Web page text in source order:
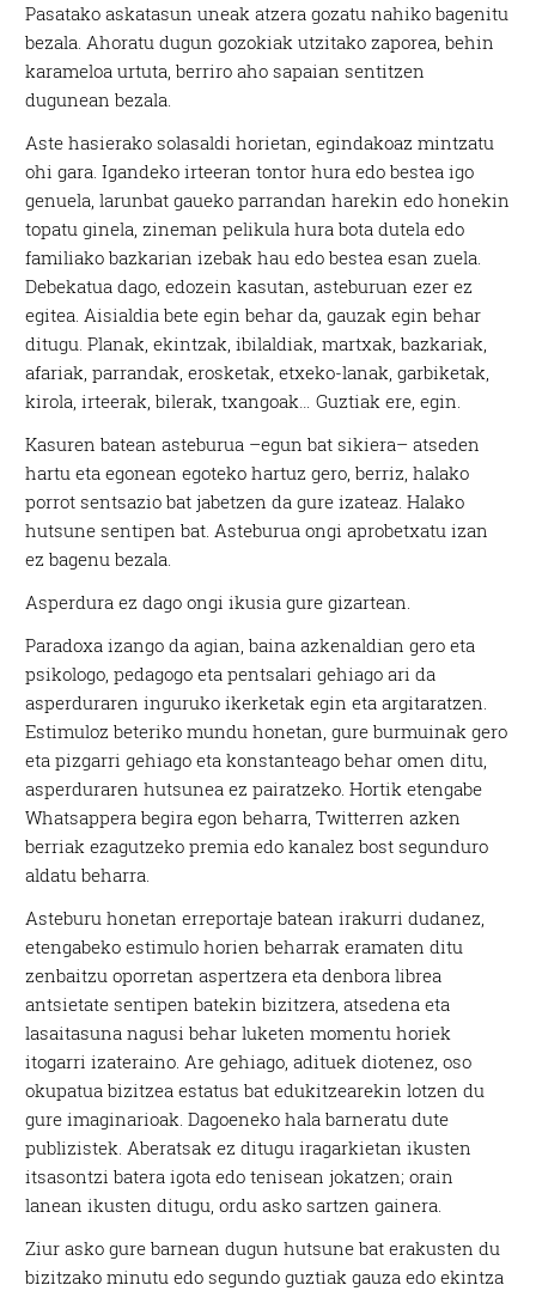
Pasatako askatasun uneak atzera gozatu nahiko bagenitu
bezala. Ahoratu dugun gozokiak utzitako zaporea, behin
karameloa urtuta, berriro aho sapaian sentitzen
dugunean bezala.
Aste hasierako solasaldi horietan, egindakoaz mintzatu
ohi gara. Igandeko irteeran tontor hura edo bestea igo
genuela, larunbat gaueko parrandan harekin edo honekin
topatu ginela, zineman pelikula hura bota dutela edo
familiako bazkarian izebak hau edo bestea esan zuela.
Debekatua dago, edozein kasutan, asteburuan ezer ez
egitea. Aisialdia bete egin behar da, gauzak egin behar
ditugu. Planak, ekintzak, ibilaldiak, martxak, bazkariak,
afariak, parrandak, erosketak, etxeko-lanak, garbiketak,
kirola, irteerak, bilerak, txangoak… Guztiak ere, egin.
Kasuren batean asteburua –egun bat sikiera– atseden
hartu eta egonean egoteko hartuz gero, berriz, halako
porrot sentsazio bat jabetzen da gure izateaz. Halako
hutsune sentipen bat. Asteburua ongi aprobetxatu izan
ez bagenu bezala.
Asperdura ez dago ongi ikusia gure gizartean.
Paradoxa izango da agian, baina azkenaldian gero eta
psikologo, pedagogo eta pentsalari gehiago ari da
asperduraren inguruko ikerketak egin eta argitaratzen.
Estimuloz beteriko mundu honetan, gure burmuinak gero
eta pizgarri gehiago eta konstanteago behar omen ditu,
asperduraren hutsunea ez pairatzeko. Hortik etengabe
Whatsappera begira egon beharra, Twitterren azken
berriak ezagutzeko premia edo kanalez bost segunduro
aldatu beharra.
Asteburu honetan erreportaje batean irakurri dudanez,
etengabeko estimulo horien beharrak eramaten ditu
zenbaitzu oporretan aspertzera eta denbora librea
antsietate sentipen batekin bizitzera, atsedena eta
lasaitasuna nagusi behar luketen momentu horiek
itogarri izateraino. Are gehiago, adituek diotenez, oso
okupatua bizitzea estatus bat edukitzearekin lotzen du
gure imaginarioak. Dagoeneko hala barneratu dute
publizistek. Aberatsak ez ditugu iragarkietan ikusten
itsasontzi batera igota edo tenisean jokatzen; orain
lanean ikusten ditugu, ordu asko sartzen gainera.
Ziur asko gure barnean dugun hutsune bat erakusten du
bizitzako minutu edo segundo guztiak gauza edo ekintza